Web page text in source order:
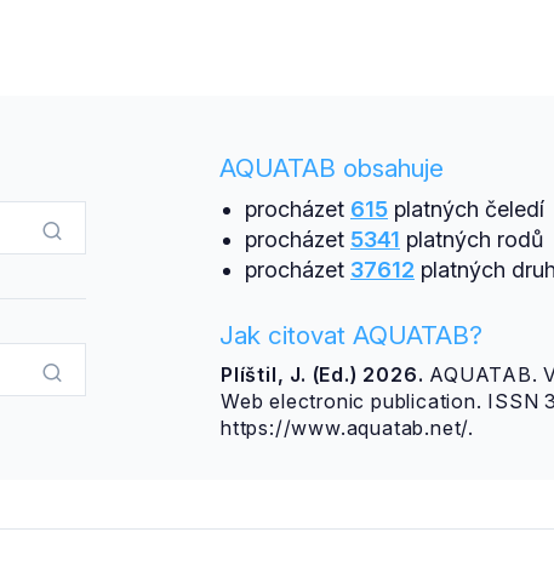
AQUATAB obsahuje
procházet 615platných čeledí
procházet 5341 platných rodů
procházet 37612 platných
Jak citovat AQUATAB?
Plíštil, J. (Ed.) 2026. AQUATAB.
Web electronic publication. ISSN
https://www.aquatab.net/.